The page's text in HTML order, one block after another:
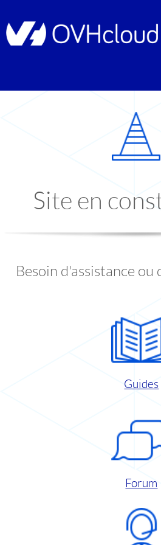
Site en
Besoin d'assistance
Guides
Forum